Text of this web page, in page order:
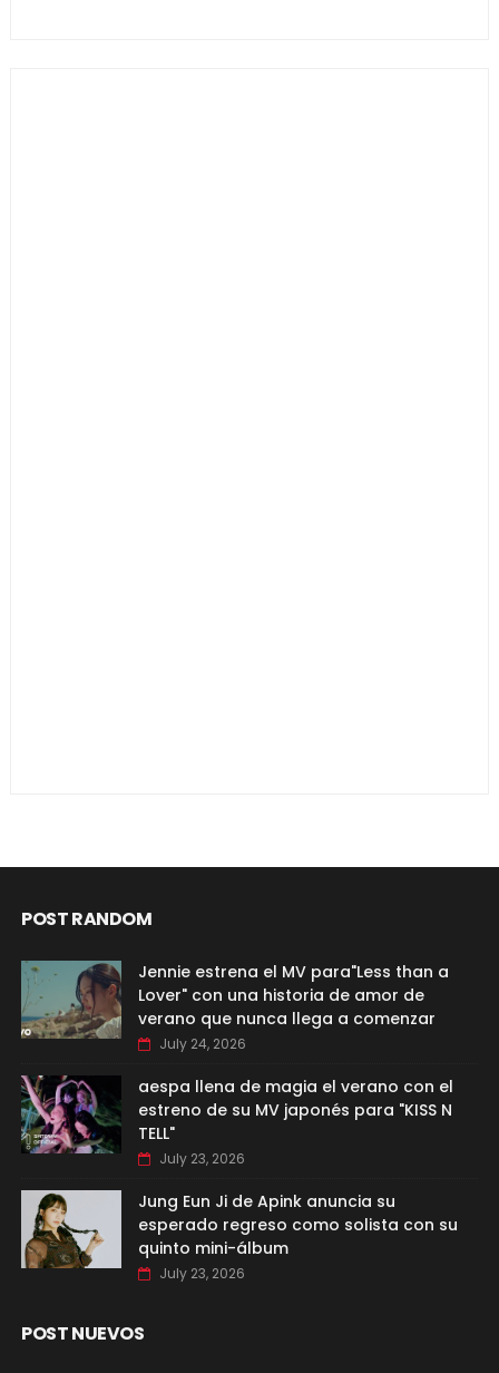
POST RANDOM
Jennie estrena el MV para"Less than a
Lover" con una historia de amor de
verano que nunca llega a comenzar
July 24, 2026
aespa llena de magia el verano con el
estreno de su MV japonés para "KISS N
TELL"
July 23, 2026
Jung Eun Ji de Apink anuncia su
esperado regreso como solista con su
quinto mini-álbum
July 23, 2026
POST NUEVOS